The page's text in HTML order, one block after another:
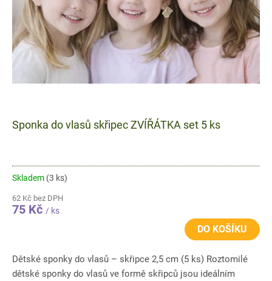
Sponka do vlasů skřipec ZVÍŘÁTKA set 5 ks
Skladem (3 ks)
62 Kč bez DPH
75 Kč / ks
DO KOŠÍKU
Dětské sponky do vlasů – skřipce 2,5 cm (5 ks) Roztomilé
dětské sponky do vlasů ve formě skřipců jsou ideálním